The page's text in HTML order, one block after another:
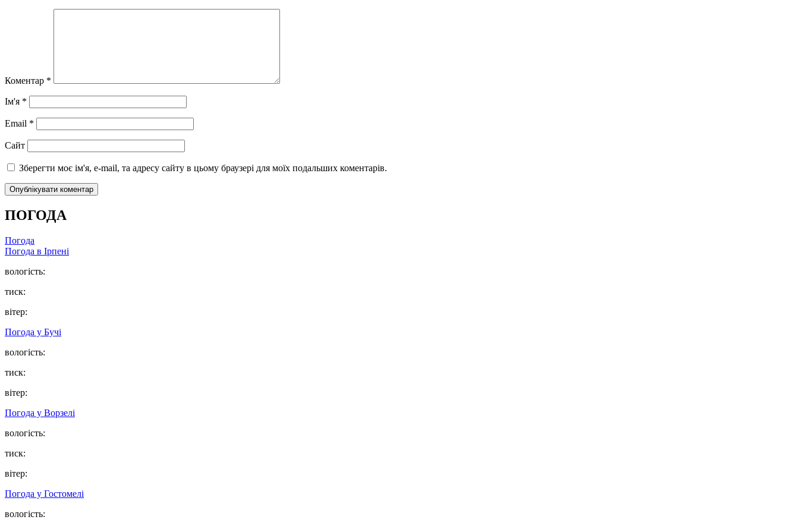
Коментар *
Ім'я *
Email *
Сайт
Зберегти моє ім'я, e-mail, та адресу сайту в цьому браузері для моїх подальших коментарів.
ПОГОДА
Погода
Погода в Ірпені
вологість:
тиск:
вітер:
Погода у Бучі
вологість:
тиск:
вітер:
Погода у Ворзелі
вологість:
тиск:
вітер:
Погода у Гостомелі
вологість: